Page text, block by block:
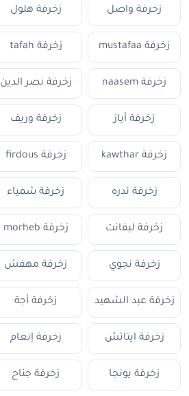
زخرفة واصل زخرفة هلول
زخرفة mustafaa زخرفة tafah
زخرفة naasem زخرفة نصر الدين
زخرفة أياز زخرفة وريف
زخرفة kawthar زخرفة firdous
زخرفة ندره زخرفة شمياء
زخرفة ليفانت زخرفة morheb
زخرفة نجوي زخرفة مهفش
زخرفة عبد الشهيد زخرفة أجة
زخرفة ايتاتش زخرفة إنعام
زخرفة يونجا زخرفة جناح